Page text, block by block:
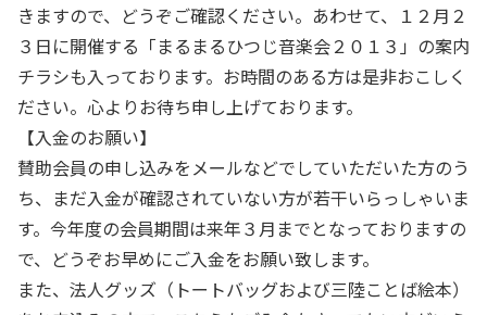
きますので、どうぞご確認ください。あわせて、１２月２
３日に開催する「まるまるひつじ音楽会２０１３」の案内
チラシも入っております。お時間のある方は是非おこしく
ださい。心よりお待ち申し上げております。
【入金のお願い】
賛助会員の申し込みをメールなどでしていただいた方のう
ち、まだ入金が確認されていない方が若干いらっしゃいま
す。今年度の会員期間は来年３月までとなっておりますの
で、どうぞお早めにご入金をお願い致します。
また、法人グッズ（トートバッグおよび三陸ことば絵本）